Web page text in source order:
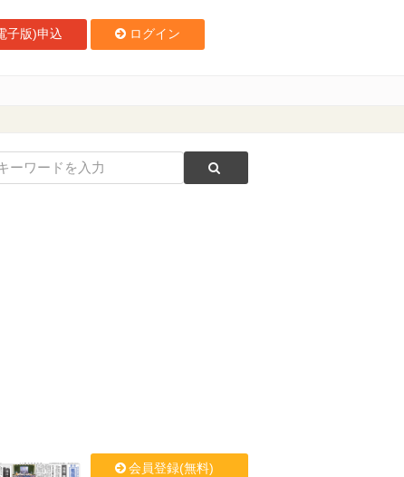
子版)申込 ログイン
会員登録(無料)